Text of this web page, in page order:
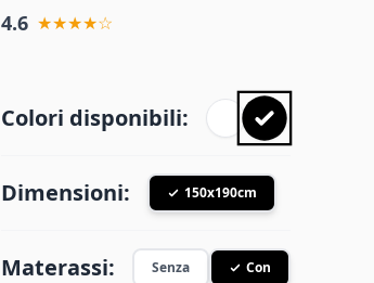
4.6 ★★★★☆
Colori disponibili:
Dimensioni: 150x190cm
Materassi: Senza Con